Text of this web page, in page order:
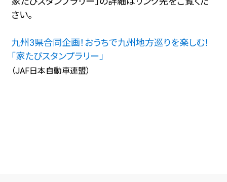
さい。
九州3県合同企画！おうちで九州地方巡りを楽しむ！
「家たびスタンプラリー」
（JAF日本自動車連盟）